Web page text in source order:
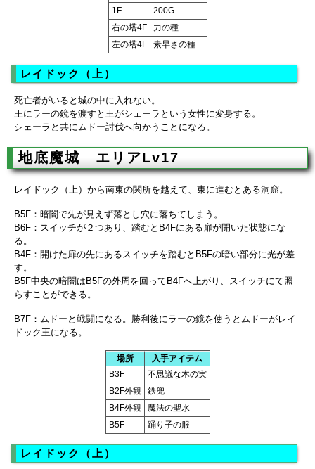
1F
200G
右の塔4F
力の種
左の塔4F
素早さの種
レイドック（上）
死亡者がいると城の中に入れない。
王にラーの鏡を渡すと王がシェーラという女性に変身する。
シェーラと共にムドー討伐へ向かうことになる。
地底魔城 エリアLv17
レイドック（上）から南東の関所を越えて、東に進むとある洞窟。
B5F：暗闇で先が見えず落とし穴に落ちてしまう。
B6F：スイッチが２つあり、踏むとB4Fにある扉が開いた状態にな
る。
B4F：開けた扉の先にあるスイッチを踏むとB5Fの暗い部分に光が差
す。
B5F中央の暗闇はB5Fの外周を回ってB4Fへ上がり、スイッチにて照
らすことができる。
B7F：ムドーと戦闘になる。勝利後にラーの鏡を使うとムドーがレイ
ドック王になる。
場所
入手アイテム
B3F
不思議な木の実
B2F外観
鉄兜
B4F外観
魔法の聖水
B5F
踊り子の服
レイドック（上）